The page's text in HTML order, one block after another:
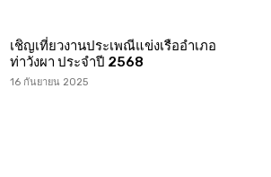
เชิญเที่ยวงานประเพณีแข่งเรืออำเภอ
ท่าวังผา ประจำปี 2568
16 กันยายน 2025